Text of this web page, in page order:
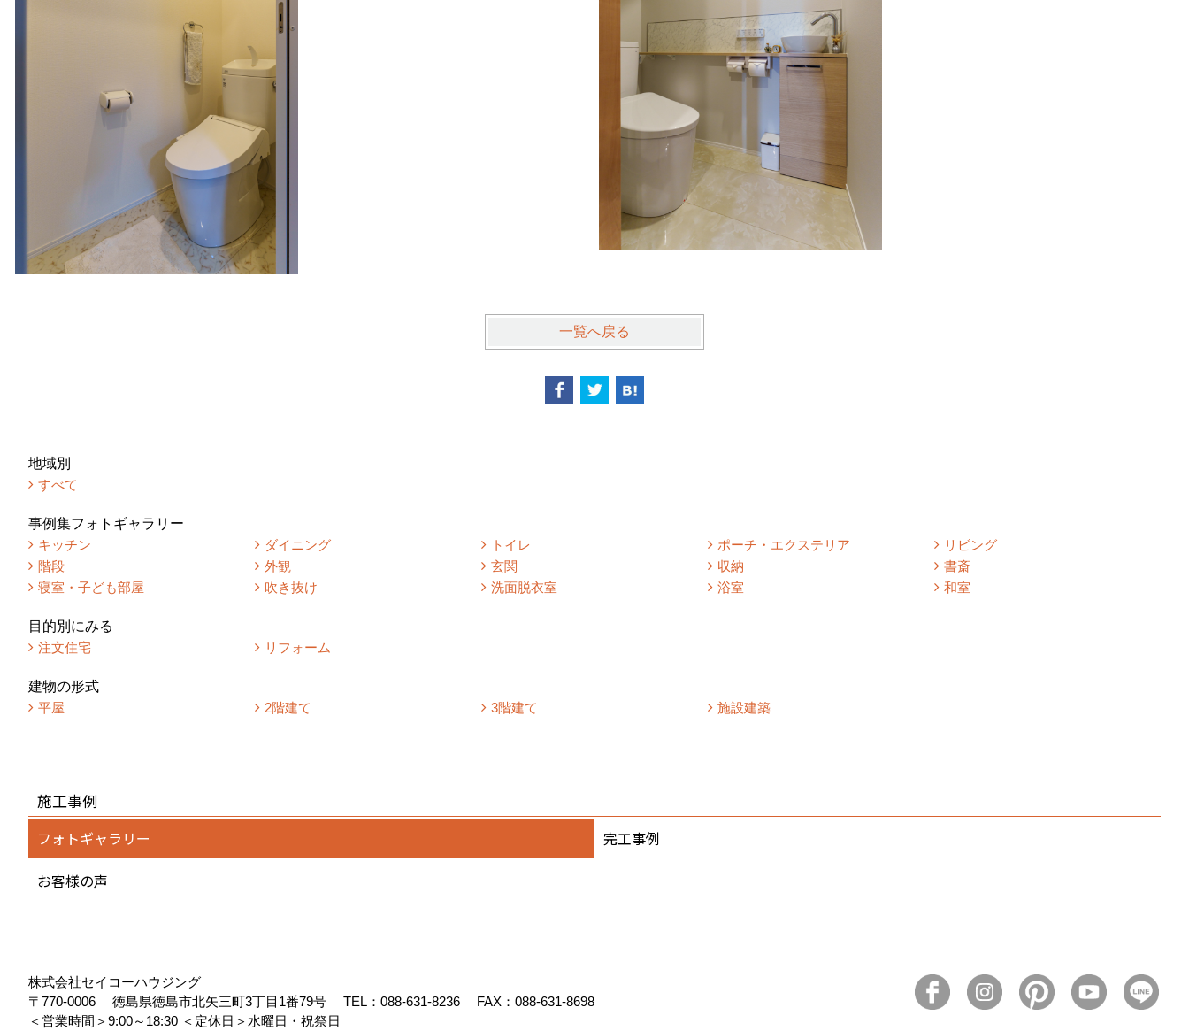
一覧へ戻る
地域別
すべて
事例集フォトギャラリー
キッチン
ダイニング トイレ ポーチ・エクステリア
リビング
階段
外観 玄関 収納
書斎
寝室・子ども部屋
吹き抜け 洗面脱衣室 浴室 和室
目的別にみる
注文住宅
リフォーム
建物の形式
平屋
2階建て 3階建て 施設建築
施工事例
フォトギャラリー
完工事例
お客様の声
株式会社セイコーハウジング
〒770-0006
徳島県徳島市北矢三町3丁目1番79号 TEL： 088-631-8236
FAX：088-631-8698
＜営業時間＞9:00～18:30 ＜定休日＞水曜日・祝祭日